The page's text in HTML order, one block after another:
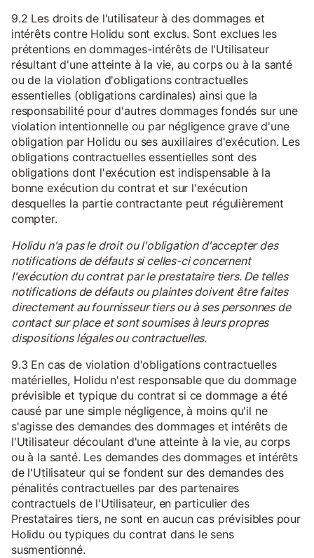
9.2 Les droits de l'utilisateur à des dommages et
intérêts contre Holidu sont exclus. Sont exclues les
prétentions en dommages-intérêts de l'Utilisateur
résultant d'une atteinte à la vie, au corps ou à la santé
ou de la violation d'obligations contractuelles
essentielles (obligations cardinales) ainsi que la
responsabilité pour d'autres dommages fondés sur une
violation intentionnelle ou par négligence grave d'une
obligation par Holidu ou ses auxiliaires d'exécution. Les
obligations contractuelles essentielles sont des
obligations dont l'exécution est indispensable à la
bonne exécution du contrat et sur l'exécution
desquelles la partie contractante peut régulièrement
compter.
Holidu n'a pas le droit ou l'obligation d'accepter des
notifications de défauts si celles-ci concernent
l'exécution du contrat par le prestataire tiers. De telles
notifications de défauts ou plaintes doivent être faites
directement au fournisseur tiers ou à ses personnes de
contact sur place et sont soumises à leurs propres
dispositions légales ou contractuelles.
9.3 En cas de violation d'obligations contractuelles
matérielles, Holidu n'est responsable que du dommage
prévisible et typique du contrat si ce dommage a été
causé par une simple négligence, à moins qu'il ne
s'agisse des demandes des dommages et intérêts de
l'Utilisateur découlant d'une atteinte à la vie, au corps
ou à la santé. Les demandes des dommages et intérêts
de l'Utilisateur qui se fondent sur des demandes des
pénalités contractuelles par des partenaires
contractuels de l'Utilisateur, en particulier des
Prestataires tiers, ne sont en aucun cas prévisibles pour
Holidu ou typiques du contrat dans le sens
susmentionné.